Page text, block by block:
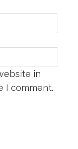
in
I comment.